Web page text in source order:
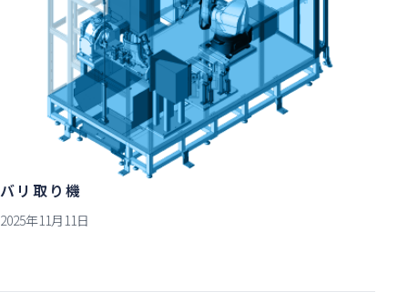
バリ取り機
2025年11月11日